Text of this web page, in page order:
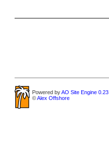
Powered byAO Site Engine 0.23
©Alex Offshore